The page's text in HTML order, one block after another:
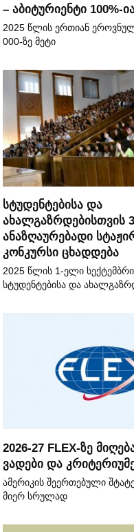
– აბიტურიენტი 100%-
2025 წლის ერთიან
000-ზე მეტი
სტუდენტებისა და
ახალგაზრდებისთვის
ანაზღაურებადი
კონკურსი ცხადდება
2025 წლის 1-ელი
სტუდენტებისა და
2026-27 FLEX-ზე
ვადები და
ამერიკის შეერთებული
მიერ სრულად